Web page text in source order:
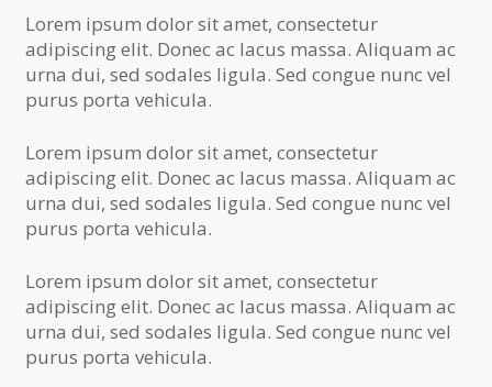
Lorem ipsum dolor sit amet, consectetur
adipiscing elit. Donec ac lacus massa. Aliquam ac
urna dui, sed sodales ligula. Sed congue nunc vel
purus porta vehicula.
Lorem ipsum dolor sit amet, consectetur
adipiscing elit. Donec ac lacus massa. Aliquam ac
urna dui, sed sodales ligula. Sed congue nunc vel
purus porta vehicula.
Lorem ipsum dolor sit amet, consectetur
adipiscing elit. Donec ac lacus massa. Aliquam ac
urna dui, sed sodales ligula. Sed congue nunc vel
purus porta vehicula.